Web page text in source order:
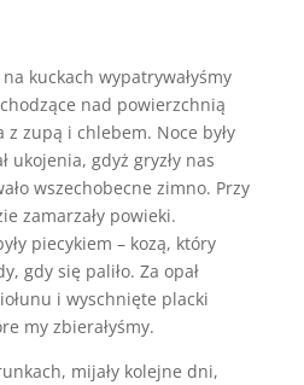
kuckach wypatrywałyśmy
nad powierzchnią
zupą i chlebem. Noce były
ukojenia, gdyż gryzły nas
wszechobecne zimno. Przy
zamarzały powieki.
piecykiem – kozą, który
gdy się paliło. Za opał
i wyschnięte placki
my zbierałyśmy.
mijały kolejne dni,